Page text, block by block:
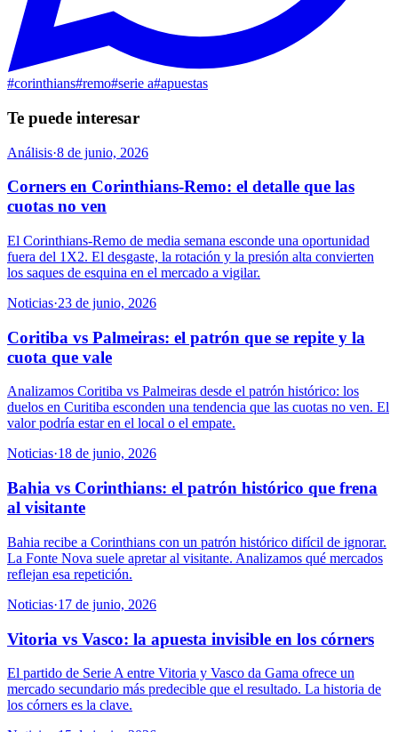
#corinthians#remo#serie a#apuestas
Te puede interesar
Análisis·8 de junio, 2026
Corners en Corinthians-Remo: el detalle que las
cuotas no ven
El Corinthians-Remo de media semana esconde una oportunidad
fuera del 1X2. El desgaste, la rotación y la presión alta convierten
los saques de esquina en el mercado a vigilar.
Noticias·23 de junio, 2026
Coritiba vs Palmeiras: el patrón que se repite y la
cuota que vale
Analizamos Coritiba vs Palmeiras desde el patrón histórico: los
duelos en Curitiba esconden una tendencia que las cuotas no ven. El
valor podría estar en el local o el empate.
Noticias·18 de junio, 2026
Bahia vs Corinthians: el patrón histórico que frena
al visitante
Bahia recibe a Corinthians con un patrón histórico difícil de ignorar.
La Fonte Nova suele apretar al visitante. Analizamos qué mercados
reflejan esa repetición.
Noticias·17 de junio, 2026
Vitoria vs Vasco: la apuesta invisible en los córners
El partido de Serie A entre Vitoria y Vasco da Gama ofrece un
mercado secundario más predecible que el resultado. La historia de
los córners es la clave.